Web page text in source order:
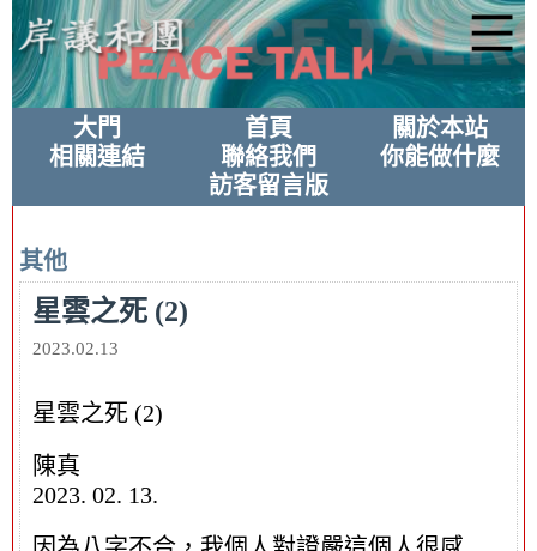
大門 首頁
關於本站
相關連結
聯絡我們
你能做什麼
訪客留言版
其他
星雲之死 (2)
2023.02.13
星雲之死 (2)
陳真
2023. 02. 13.